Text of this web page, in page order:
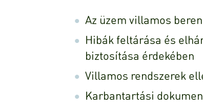
Az üzem villamos
Hibák feltárása és
biztosítása érdekében
Villamos rendszerek
Karbantartási